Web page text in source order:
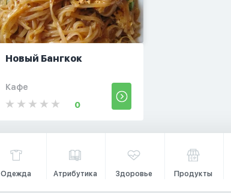
Новый Бангкок
Кафе
0
Одежда Атрибутика Здоровье Продукты